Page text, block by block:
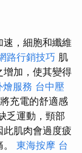
，細胞和纖維
路行銷技巧 肌
增加，使其變得
燴服務 台中壓
充電的舒適感
乏運動，頸部
肌肉會過度疲
東海按摩 台